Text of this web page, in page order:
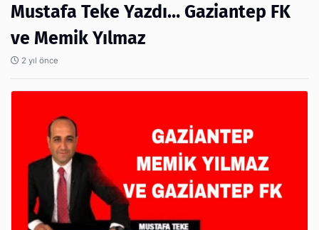
Mustafa Teke Yazdı… Gaziantep FK
ve Memik Yılmaz
2 yıl önce